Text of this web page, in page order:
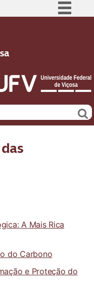
Acesso à informação
Legislação
Canais
A Mais Rica
do Carbono
e Proteção do